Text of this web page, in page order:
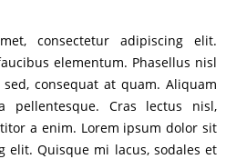
consectetur adipiscing elit.
elementum. Phasellus nisl
consequat at quam. Aliquam
pellentesque. Cras lectus nisl,
a enim. Lorem ipsum dolor sit
elit. Quisque mi lacus, sodales et